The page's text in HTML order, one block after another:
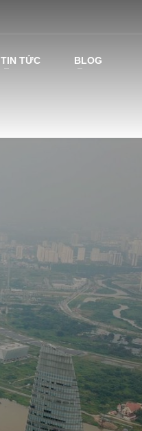
TIN TỨC BLOG